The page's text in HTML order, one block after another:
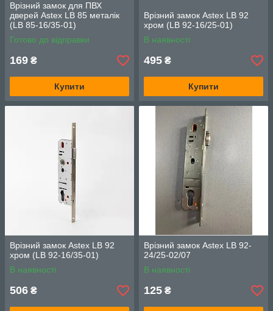
Врізний замок для ПВХ
дверей Astex LB 85 металік
(LB 85-16/35-01)
Готово до відправки
169 ₴
Купити
Врізний замок Astex LB 92
хром (LB 92-16/25-01)
В наявності
495 ₴
Купити
Врізний замок Astex LB 92
хром (LB 92-16/35-01)
В наявності
506 ₴
Врізний замок Astex LB 92-
24/25-02/07
В наявності
125 ₴